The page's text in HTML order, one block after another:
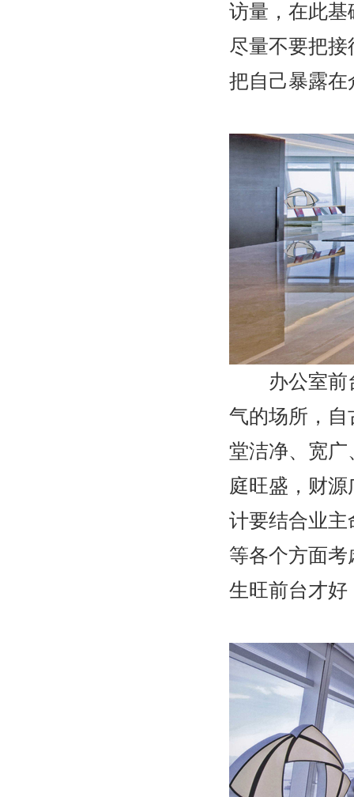
访量，在此
尽量不要把
把自己暴露
办公室前台
气的场所，
堂洁净、宽
庭旺盛，财
计要结合业
等各个方面
生旺前台才